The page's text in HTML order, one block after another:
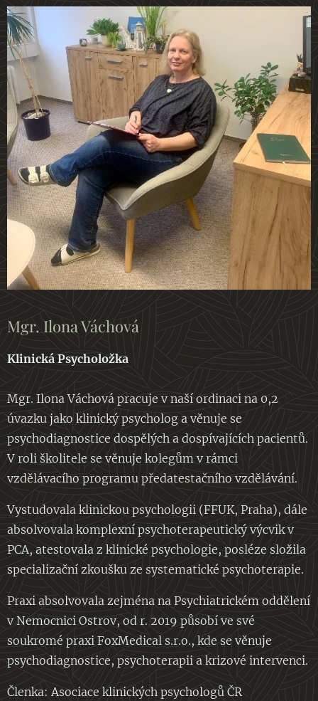
Mgr. Ilona Váchová
Klinická Psycholožka
Mgr. Ilona Váchová pracuje v naší ordinaci na 0,2
úvazku jako klinický psycholog a věnuje se
psychodiagnostice dospělých a dospívajících pacientů.
V roli školitele se věnuje kolegům v rámci
vzdělávacího programu předatestačního vzdělávání.
Vystudovala klinickou psychologii (FFUK, Praha), dále
absolvovala komplexní psychoterapeutický výcvik v
PCA, atestovala z klinické psychologie, posléze složila
specializační zkoušku ze systematické psychoterapie.
Praxi absolvovala zejména na Psychiatrickém oddělení
v Nemocnici Ostrov, od r. 2019 působí ve své
soukromé praxi FoxMedical s.r.o., kde se věnuje
psychodiagnostice, psychoterapii a krizové intervenci.
Členka: Asociace klinických psychologů ČR